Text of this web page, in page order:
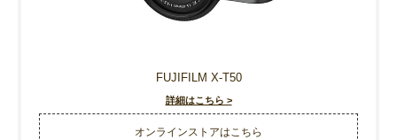
FUJIFILM X-T50
詳細はこちら >
オンラインストアはこちら